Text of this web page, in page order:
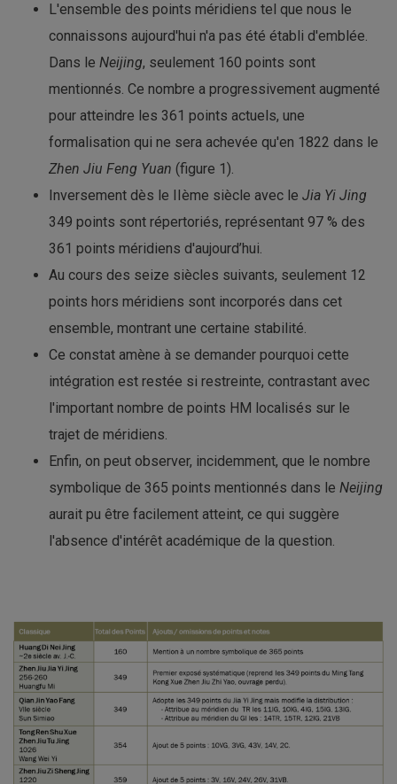
L'ensemble des points méridiens tel que nous le
connaissons aujourd'hui n'a pas été établi d'emblée.
Dans le Neijing, seulement 160 points sont
mentionnés. Ce nombre a progressivement augmenté
pour atteindre les 361 points actuels, une
formalisation qui ne sera achevée qu'en 1822 dans le
Zhen Jiu Feng Yuan (figure 1).
Inversement dès le IIème siècle avec le Jia Yi Jing
349 points sont répertoriés, représentant 97 % des
361 points méridiens d'aujourd’hui.
Au cours des seize siècles suivants, seulement 12
points hors méridiens sont incorporés dans cet
ensemble, montrant une certaine stabilité.
Ce constat amène à se demander pourquoi cette
intégration est restée si restreinte, contrastant avec
l'important nombre de points HM localisés sur le
trajet de méridiens.
Enfin, on peut observer, incidemment, que le nombre
symbolique de 365 points mentionnés dans le Neijing
aurait pu être facilement atteint, ce qui suggère
l'absence d'intérêt académique de la question.